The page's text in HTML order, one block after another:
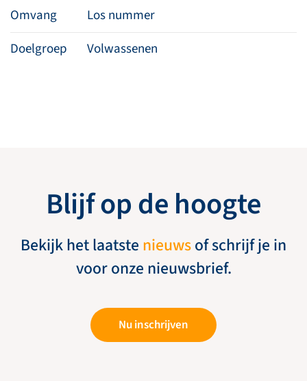
Omvang
Los nummer
Doelgroep
Volwassenen
Blijf op de hoogte
Bekijk het laatste nieuwsof schrijf je in
voor onze nieuwsbrief.
Nu inschrijven